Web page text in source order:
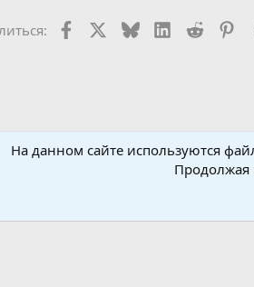
FacebookX (Twitter)
BlueskyLinkedIn
Reddit
Новостной раздел Новости
На данном сайте используются
Продолжая